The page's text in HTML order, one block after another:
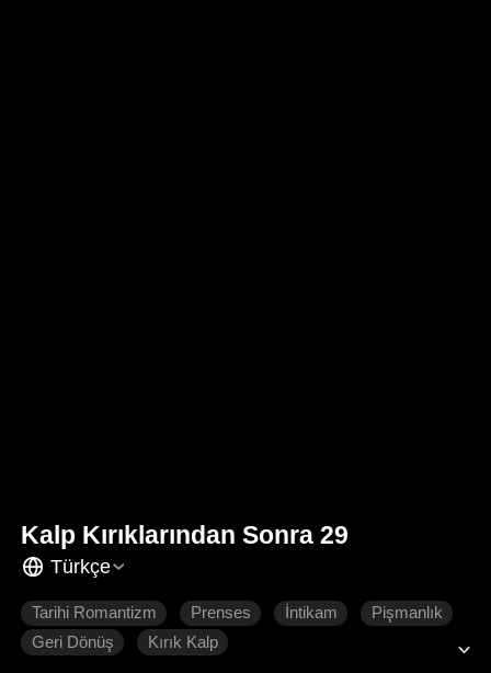
Kalp Kırıklarından Sonra 29
Türkçe
Tarihi Romantizm Prenses İntikam
Pişmanlık
Geri Dönüş
Kırık Kalp